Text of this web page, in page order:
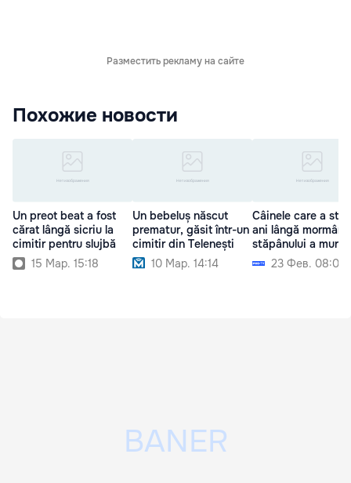
Разместить рекламу на сайте
Похожие новости
Un preot beat a fost
cărat lângă sicriu la
cimitir pentru slujbă
15 Мар. 15:18
Un bebeluș născut
prematur, găsit într-un
cimitir din Telenești
10 Мар. 14:14
Câinele care a stat
ani lângă
stăpânului a murit
23 Фев. 08:02